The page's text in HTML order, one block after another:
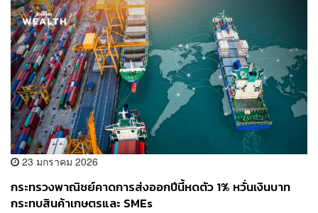
23 มกราคม 2026
กระทรวงพาณิชย์คาดการส่งออกปีนี้หดตัว 1% หวั่นเงินบาท
กระทบสินค้าเกษตรและ SMEs